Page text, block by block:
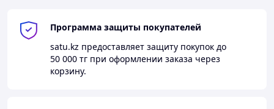
Программа защиты покупателей
satu.kz предоставляет защиту покупок до
50 000 тг при оформлении заказа через
корзину.